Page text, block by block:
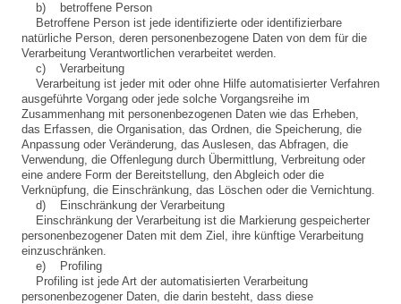
b) betroffene Person
Betroffene Person ist jede identifizierte oder identifizierbare
natürliche Person, deren personenbezogene Daten von dem für die
Verarbeitung Verantwortlichen verarbeitet werden.
c) Verarbeitung
Verarbeitung ist jeder mit oder ohne Hilfe automatisierter Verfahren
ausgeführte Vorgang oder jede solche Vorgangsreihe im
Zusammenhang mit personenbezogenen Daten wie das Erheben,
das Erfassen, die Organisation, das Ordnen, die Speicherung, die
Anpassung oder Veränderung, das Auslesen, das Abfragen, die
Verwendung, die Offenlegung durch Übermittlung, Verbreitung oder
eine andere Form der Bereitstellung, den Abgleich oder die
Verknüpfung, die Einschränkung, das Löschen oder die Vernichtung.
d) Einschränkung der Verarbeitung
Einschränkung der Verarbeitung ist die Markierung gespeicherter
personenbezogener Daten mit dem Ziel, ihre künftige Verarbeitung
einzuschränken.
e) Profiling
Profiling ist jede Art der automatisierten Verarbeitung
personenbezogener Daten, die darin besteht, dass diese